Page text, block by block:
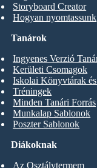
Storyboard Creator
Hogyan nyomtassunk
Diákoknak
Az Osztálytermem
Tanárok
Ingyenes Verzió
Kerületi Csomagok
Iskolai Könyvtárak
Tréningek
Minden Tanári Forrás
Munkalap Sablonok
Poszter Sablonok